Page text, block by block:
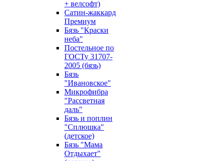
+ велсофт)
Сатин-жаккард
Премиум
Бязь "Краски
неба"
Постельное по
ГОСТу 31707-
2005 (бязь)
Бязь
"Ивановское"
Микрофибра
"Рассветная
даль"
Бязь и поплин
"Сплюшка"
(детское)
Бязь "Мама
Отдыхает"